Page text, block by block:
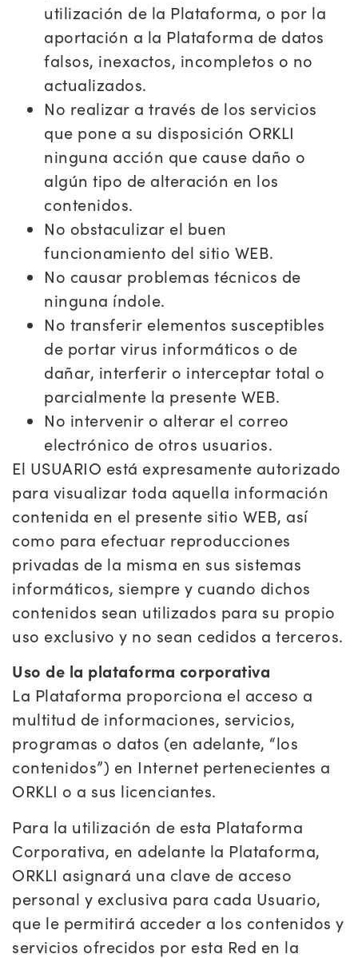
utilización de la Plataforma, o por la
aportación a la Plataforma de datos
falsos, inexactos, incompletos o no
actualizados.
No realizar a través de los servicios
que pone a su disposición ORKLI
ninguna acción que cause daño o
algún tipo de alteración en los
contenidos.
No obstaculizar el buen
funcionamiento del sitio WEB.
No causar problemas técnicos de
ninguna índole.
No transferir elementos susceptibles
de portar virus informáticos o de
dañar, interferir o interceptar total o
parcialmente la presente WEB.
No intervenir o alterar el correo
electrónico de otros usuarios.
El USUARIO está expresamente autorizado
para visualizar toda aquella información
contenida en el presente sitio WEB, así
como para efectuar reproducciones
privadas de la misma en sus sistemas
informáticos, siempre y cuando dichos
contenidos sean utilizados para su propio
uso exclusivo y no sean cedidos a terceros.
Uso de la plataforma corporativa
La Plataforma proporciona el acceso a
multitud de informaciones, servicios,
programas o datos (en adelante, “los
contenidos”) en Internet pertenecientes a
ORKLI o a sus licenciantes.
Para la utilización de esta Plataforma
Corporativa, en adelante la Plataforma,
ORKLI asignará una clave de acceso
personal y exclusiva para cada Usuario,
que le permitirá acceder a los contenidos y
servicios ofrecidos por esta Red en la